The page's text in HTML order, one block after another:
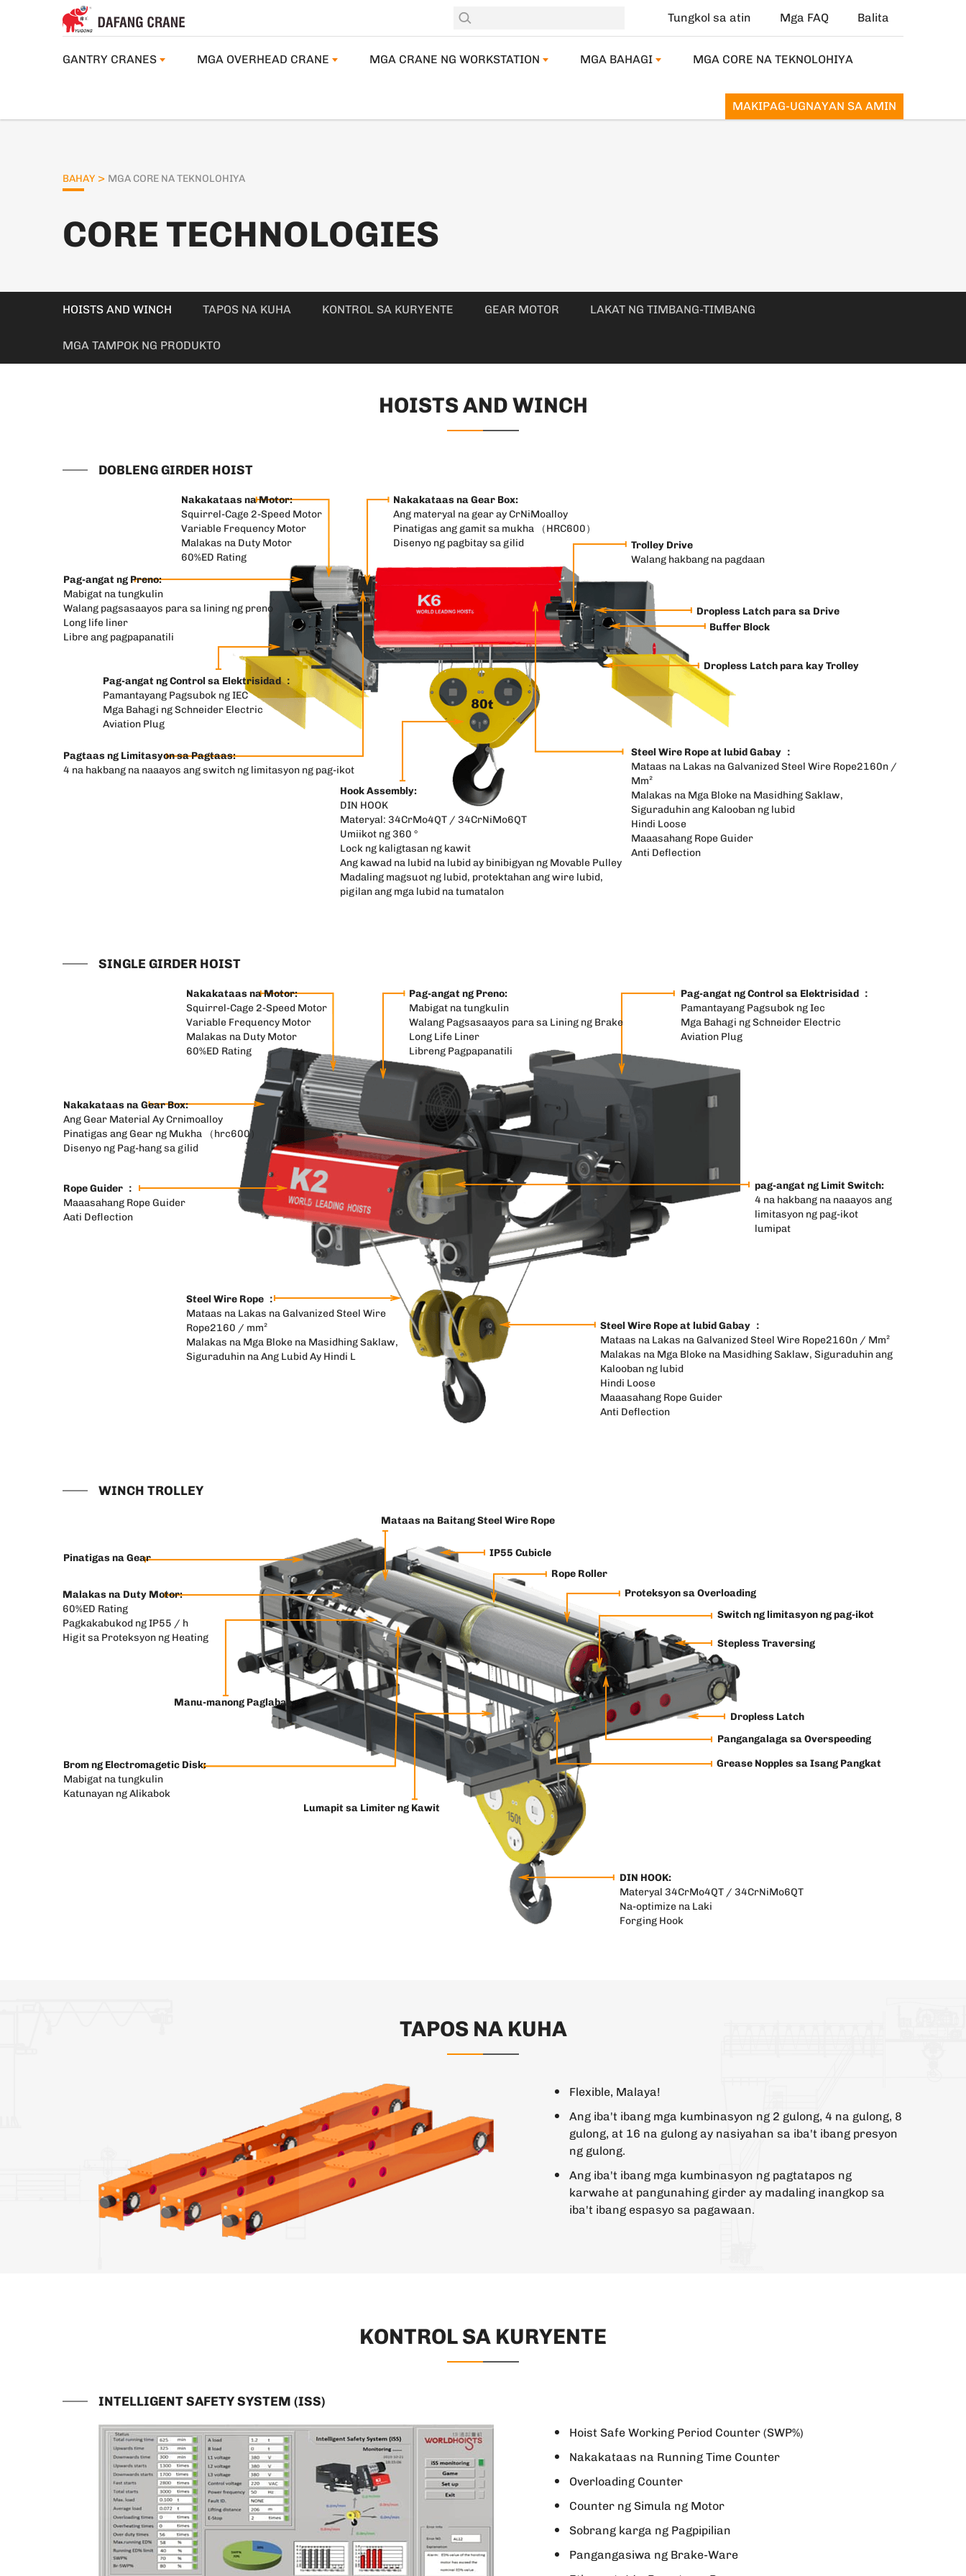
Tungkol sa atin Mga FAQ Balita
GANTRY CRANES MGA OVERHEAD CRANE MGA CRANE NG WORKSTATION MGA BAHAGI MGA CORE NA TEKNOLOHIYA
MAKIPAG-UGNAYAN SA AMIN
BAHAY > MGA CORE NA TEKNOLOHIYA
CORE TECHNOLOGIES
HOISTS AND WINCH TAPOS NA KUHA KONTROL SA KURYENTE GEAR MOTOR LAKAT NG TIMBANG-TIMBANG
MGA TAMPOK NG PRODUKTO
HOISTS AND WINCH
DOBLENG GIRDER HOIST
Nakakataas na Motor:
Squirrel-Cage 2-Speed Motor
Variable Frequency Motor
Malakas na Duty Motor
60%ED Rating
Nakakataas na Gear Box:
Ang materyal na gear ay CrNiMoalloy
Pinatigas ang gamit sa mukha （HRC600）
Disenyo ng pagbitay sa gilid
Trolley Drive
Walang hakbang na pagdaan
Dropless Latch para sa Drive
Buffer Block
Dropless Latch para kay Trolley
Steel Wire Rope at lubid Gabay ：
Mataas na Lakas na Galvanized Steel Wire Rope2160n /
Mm²
Malakas na Mga Bloke na Masidhing Saklaw,
Siguraduhin ang Kalooban ng lubid
Hindi Loose
Maaasahang Rope Guider
Anti Deflection
Hook Assembly:
DIN HOOK
Materyal: 34CrMo4QT / 34CrNiMo6QT
Umiikot ng 360 °
Lock ng kaligtasan ng kawit
Ang kawad na lubid na lubid ay binibigyan ng Movable Pulley
Madaling magsuot ng lubid, protektahan ang wire lubid,
pigilan ang mga lubid na tumatalon
Pagtaas ng Limitasyon sa Pagtaas:
4 na hakbang na naaayos ang switch ng limitasyon ng pag-ikot
Pag-angat ng Control sa Elektrisidad ：
Pamantayang Pagsubok ng IEC
Mga Bahagi ng Schneider Electric
Aviation Plug
Pag-angat ng Preno:
Mabigat na tungkulin
Walang pagsasaayos para sa lining ng preno
Long life liner
Libre ang pagpapanatili
SINGLE GIRDER HOIST
Nakakataas na Motor:
Squirrel-Cage 2-Speed Motor
Variable Frequency Motor
Malakas na Duty Motor
60%ED Rating
Pag-angat ng Preno:
Mabigat na tungkulin
Walang Pagsasaayos para sa Lining ng Brake
Long Life Liner
Libreng Pagpapanatili
Pag-angat ng Control sa Elektrisidad ：
Pamantayang Pagsubok ng Iec
Mga Bahagi ng Schneider Electric
Aviation Plug
pag-angat ng Limit Switch:
4 na hakbang na naaayos ang
limitasyon ng pag-ikot
lumipat
Steel Wire Rope at lubid Gabay ：
Mataas na Lakas na Galvanized Steel Wire Rope2160n / Mm²
Malakas na Mga Bloke na Masidhing Saklaw, Siguraduhin ang
Kalooban ng lubid
Hindi Loose
Maaasahang Rope Guider
Anti Deflection
Steel Wire Rope ：
Mataas na Lakas na Galvanized Steel Wire
Rope2160 / mm²
Malakas na Mga Bloke na Masidhing Saklaw,
Siguraduhin na Ang Lubid Ay Hindi L
Rope Guider ：
Maaasahang Rope Guider
Aati Deflection
Nakakataas na Gear Box:
Ang Gear Material Ay Crnimoalloy
Pinatigas ang Gear ng Mukha （hrc600）
Disenyo ng Pag-hang sa gilid
WINCH TROLLEY
Mataas na Baitang Steel Wire Rope
IP55 Cubicle
Rope Roller
Proteksyon sa Overloading
Switch ng limitasyon ng pag-ikot
Stepless Traversing
Dropless Latch
Pangangalaga sa Overspeeding
Grease Nopples sa Isang Pangkat
DIN HOOK:
Materyal 34CrMo4QT / 34CrNiMo6QT
Na-optimize na Laki
Forging Hook
Lumapit sa Limiter ng Kawit
Brom ng Electromagetic Disk:
Mabigat na tungkulin
Katunayan ng Alikabok
Manu-manong Paglabas
Malakas na Duty Motor:
60%ED Rating
Pagkakabukod ng IP55 / h
Higit sa Proteksyon ng Heating
Pinatigas na Gear
TAPOS NA KUHA
Flexible, Malaya!
Ang iba't ibang mga kumbinasyon ng 2 gulong, 4 na gulong, 8
gulong, at 16 na gulong ay nasiyahan sa iba't ibang presyon
ng gulong.
Ang iba't ibang mga kumbinasyon ng pagtatapos ng
karwahe at pangunahing girder ay madaling inangkop sa
iba't ibang espasyo sa pagawaan.
KONTROL SA KURYENTE
INTELLIGENT SAFETY SYSTEM (ISS)
Hoist Safe Working Period Counter (SWP%)
Nakakataas na Running Time Counter
Overloading Counter
Counter ng Simula ng Motor
Sobrang karga ng Pagpipilian
Pangangasiwa ng Brake-Ware